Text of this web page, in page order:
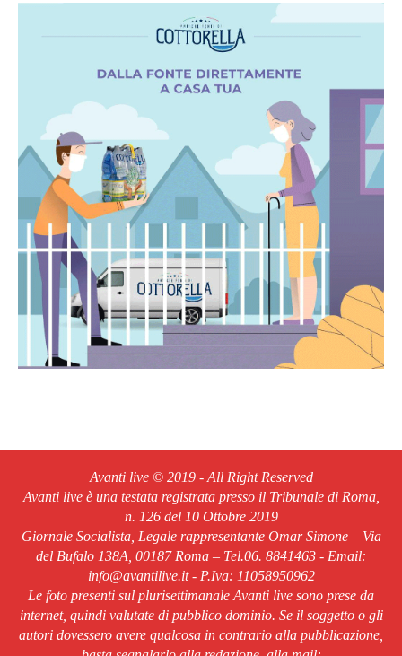
Avanti live © 2019 - All Right Reserved
Avanti live è una testata registrata presso il Tribunale di Roma,
n. 126 del 10 Ottobre 2019
Giornale Socialista, Legale rappresentante Omar Simone – Via
del Bufalo 138A, 00187 Roma – Tel.06. 8841463 - Email:
info@avantilive.it - P.Iva: 11058950962
Le foto presenti sul plurisettimanale Avanti live sono prese da
internet, quindi valutate di pubblico dominio. Se il soggetto o gli
autori dovessero avere qualcosa in contrario alla pubblicazione,